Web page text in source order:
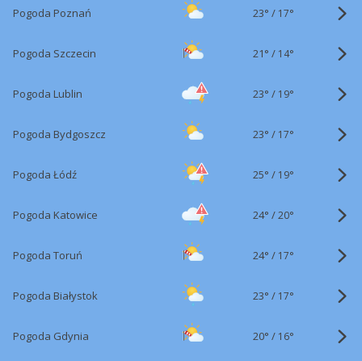
Pogoda Poznań 23° / 17°
Pogoda Szczecin 21° / 14°
Pogoda Lublin 23° / 19°
Pogoda Bydgoszcz 23° / 17°
Pogoda Łódź 25° / 19°
Pogoda Katowice 24° /20°
Pogoda Toruń 24° / 17°
Pogoda Białystok 23° / 17°
Pogoda Gdynia 20° / 16°